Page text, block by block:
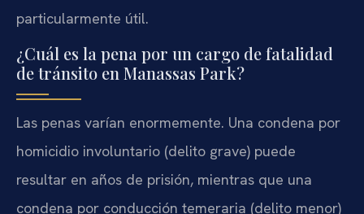
particularmente útil.
¿Cuál es la pena por un cargo de fatalidad
de tránsito en Manassas Park?
Las penas varían enormemente. Una condena por
homicidio involuntario (delito grave) puede
resultar en años de prisión, mientras que una
condena por conducción temeraria (delito menor)